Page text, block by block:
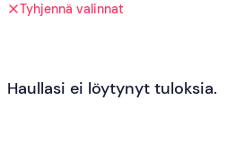
Tyhjennä valinnat
Haullasi ei löytynyt tuloksia.